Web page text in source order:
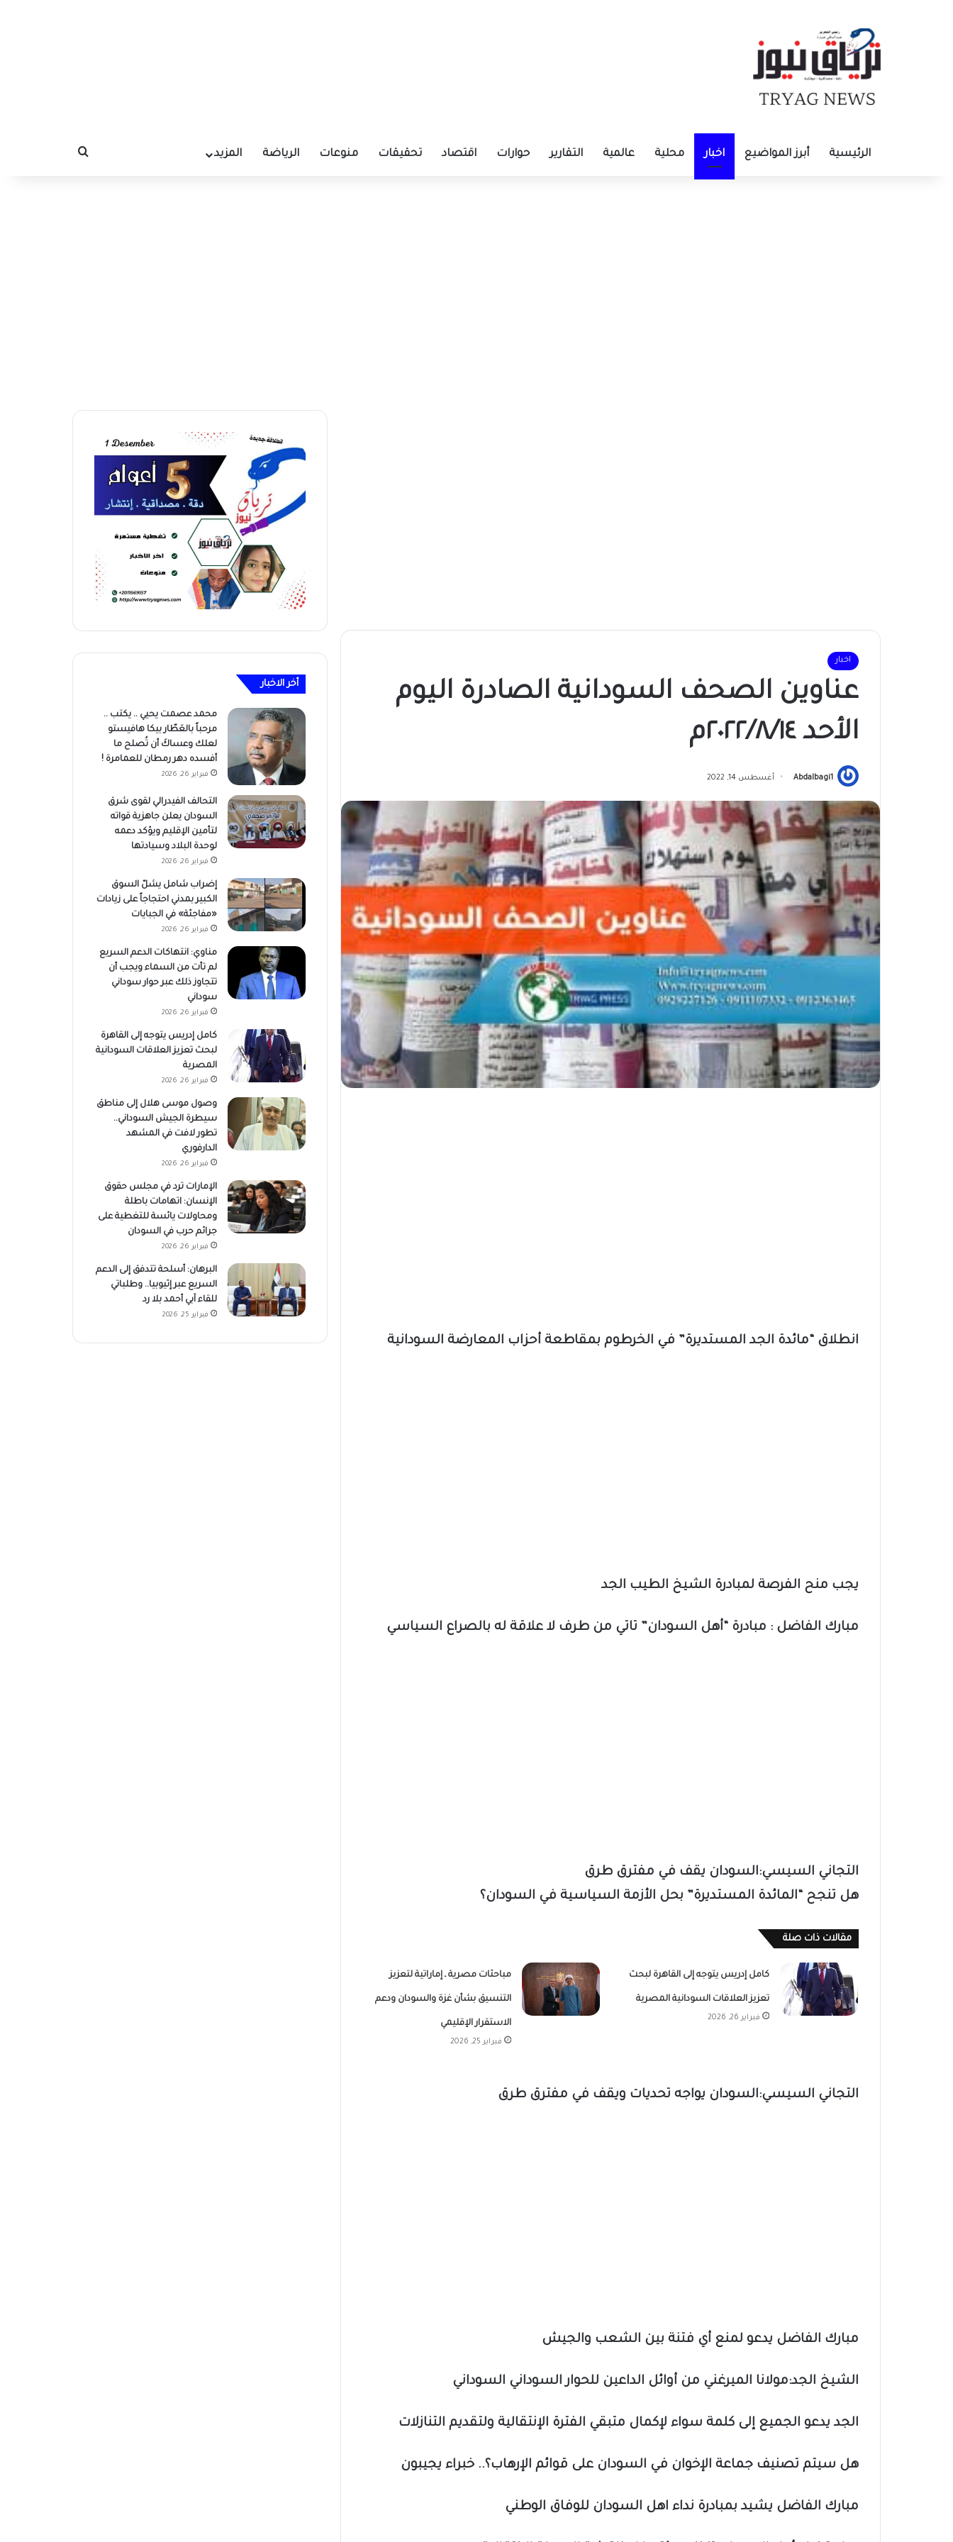
الرئيسية أبرز المواضيع اخبار محلية عالمية التقارير حوارات اقتصاد تحقيقات منوعات الرياضة المزيد بحث عن
اخبار
عناوين الصحف السودانية الصادرة اليوم
الأحد ٢٠٢٢/٨/١٤م
Abdalbagi1 أغسطس 14, 2022
انطلاق “مائدة الجد المستديرة” في الخرطوم بمقاطعة أحزاب المعارضة السودانية
يجب منح الفرصة لمبادرة الشيخ الطيب الجد
مبارك الفاضل : مبادرة “أهل السودان” تاتي من طرف لا علاقة له بالصراع السياسي
التجاني السيسي:السودان يقف في مفترق طرق
هل تنجح “المائدة المستديرة” بحل الأزمة السياسية في السودان؟
مقالات ذات صلة
كامل إدريس يتوجه إلى القاهرة لبحث
تعزيز العلاقات السودانية المصرية
فبراير 26, 2026
مباحثات مصرية ـ إماراتية لتعزيز
التنسيق بشأن غزة والسودان ودعم
الاستقرار الإقليمي
فبراير 25, 2026
التجاني السيسي:السودان يواجه تحديات ويقف في مفترق طرق
مبارك الفاضل يدعو لمنع أي فتنة بين الشعب والجيش
الشيخ الجد:مولانا الميرغني من أوائل الداعين للحوار السوداني السوداني
الجد يدعو الجميع إلى كلمة سواء لإكمال متبقي الفترة الإنتقالية ولتقديم التنازلات
هل سيتم تصنيف جماعة الإخوان في السودان على قوائم الإرهاب؟.. خبراء يجيبون
مبارك الفاضل يشيد بمبادرة نداء اهل السودان للوفاق الوطني
أخر الاخبار
محمد عصمت يحيي .. يكتب ..
مرحباً بالعَطّار بيكا هافيستو
لعلك وعساكَ أن تُصلح ما
أفسده دهر رمطان للعمامرة !
فبراير 26, 2026
التحالف الفيدرالي لقوى شرق
السودان يعلن جاهزية قواته
لتأمين الإقليم ويؤكد دعمه
لوحدة البلاد وسيادتها
فبراير 26, 2026
إضراب شامل يشلّ السوق
الكبير بمدني احتجاجاً على زيادات
«مفاجئة» في الجبايات
فبراير 26, 2026
مناوي: انتهاكات الدعم السريع
لم تأت من السماء ويجب أن
تتجاوز ذلك عبر حوار سوداني
سوداني
فبراير 26, 2026
كامل إدريس يتوجه إلى القاهرة
لبحث تعزيز العلاقات السودانية
المصرية
فبراير 26, 2026
وصول موسى هلال إلى مناطق
سيطرة الجيش السوداني..
تطور لافت في المشهد
الدارفوري
فبراير 26, 2026
الإمارات ترد في مجلس حقوق
الإنسان: اتهامات باطلة
ومحاولات يائسة للتغطية على
جرائم حرب في السودان
فبراير 26, 2026
البرهان: أسلحة تتدفق إلى الدعم
السريع عبر إثيوبيا.. وطلباتي
للقاء آبي أحمد بلا رد
فبراير 25, 2026